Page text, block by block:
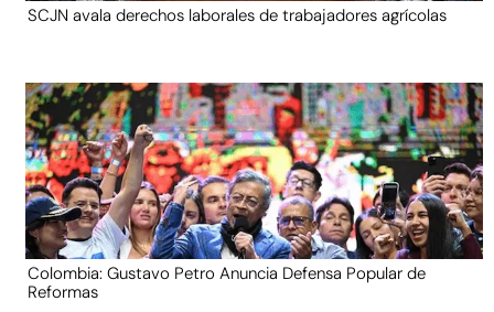
SCJN avala derechos laborales de trabajadores agrícolas
Colombia: Gustavo Petro Anuncia Defensa Popular de
Reformas